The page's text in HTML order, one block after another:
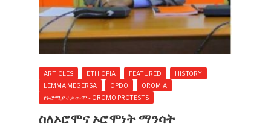
ARTICLES ETHIOPIA FEATURED
HISTORY
LEMMA MEGERSA
OPDO
OROMIA
የኦሮሚያ ተቃውሞ - OROMO PROTESTS
ስለኦሮሞና ኦሮሞነት ማንሳት